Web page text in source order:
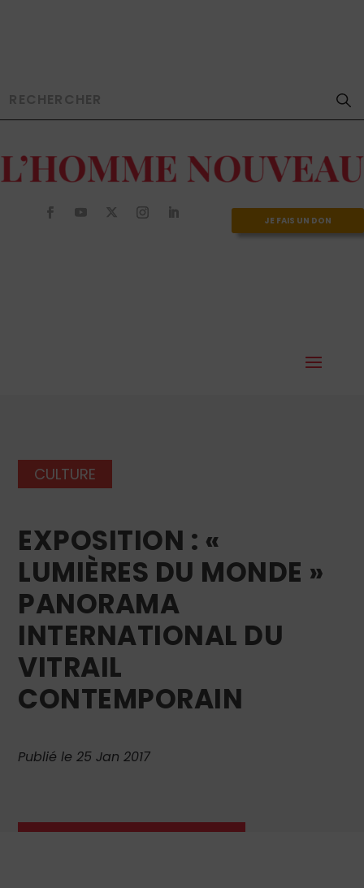
JE FAIS UN DON
CULTURE
EXPOSITION : «
LUMIÈRES DU MONDE »
PANORAMA
INTERNATIONAL DU
VITRAIL
CONTEMPORAIN
Publié le 25 Jan 2017